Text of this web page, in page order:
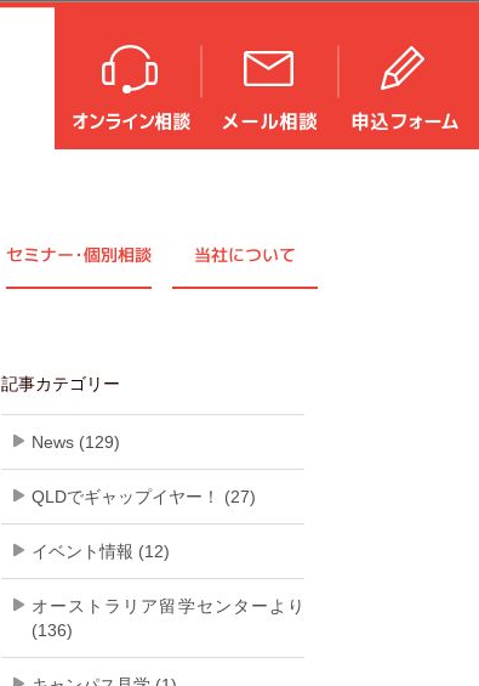
セミナー・個別相談 当社について
記事カテゴリー
News (129)
QLDでギャップイヤー！ (27)
イベント情報 (12)
オーストラリア留学センターより
(136)